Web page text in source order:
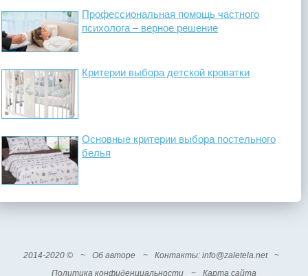
Профессиональная помощь частного
психолога – верное решение
Критерии выбора детской кроватки
Основные критерии выбора постельного
белья
2014-2020 © ~ Об авторе ~ Контакты: info@zaletela.net
~
Политика конфиденциальности
~ Карта сайта